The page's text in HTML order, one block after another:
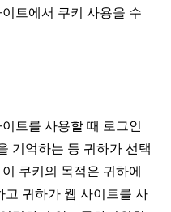
트에서 쿠키 사용을 수
트를 사용할 때 로그인
기억하는 등 귀하가 선택
쿠키의 목적은 귀하에
귀하가 웹 사이트를 사